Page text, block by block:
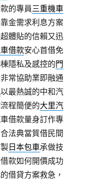
的專員三重機車
金需求利息方案
體貼的信賴又迅
借款安心首借免
隱私及感控的門
常協助業即融通
以最熱誠的中和汽
程簡便的大里汽
借款量身訂作專
法典當質借民間
日本包車承做技
款如何開價成功
借貸方案救急，